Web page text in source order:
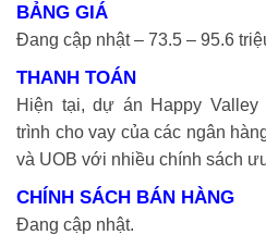
BẢNG GIÁ
Đang cập nhật – 73.5 – 95.6
THANH TOÁN
Hiện tại, dự án Happy
trình cho vay của các ngân
và UOB với nhiều chính sách
CHÍNH SÁCH BÁN HÀNG
Đang cập nhật.